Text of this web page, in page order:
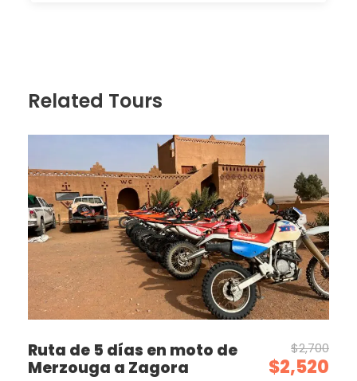
Related Tours
Ruta de 5 días en moto de
Merzouga a Zagora
$2,700
$2,520